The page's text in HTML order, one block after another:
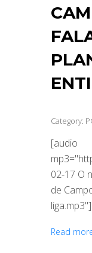
Category:
[audio
02-17 O
de
Read